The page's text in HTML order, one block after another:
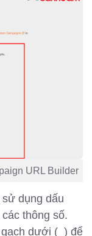
URL Builder
dụng dấu
thông số.
dưới (_) để